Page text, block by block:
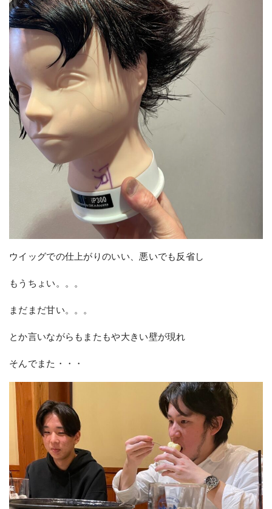
ウイッグでの仕上がりのいい、悪いでも反省し
もうちょい。。。
まだまだ甘い。。。
とか言いながらもまたもや大きい壁が現れ
そんでまた・・・